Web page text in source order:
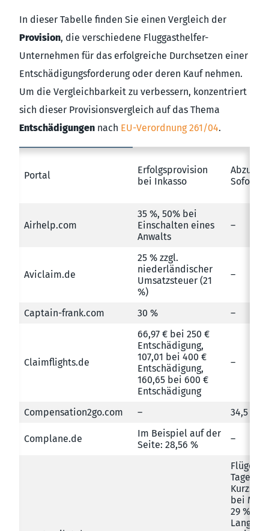
In dieser Tabelle finden Sie einen Vergleich der
Provision, die verschiedene Fluggasthelfer-
Unternehmen für das erfolgreiche Durchsetzen einer
Entschädigungsforderung oder deren Kauf nehmen.
Um die Vergleichbarkeit zu verbessern, konzentriert
sich dieser Provisionsvergleich auf das Thema
Entschädigungen nach EU-Verordnung 261/04.
Portal
Erfolgsprovision
bei Inkasso
Abzug
Airhelp.com
35 %, 50% bei
Einschalten eines
Anwalts
–
Aviclaim.de
25 % zzgl.
niederländischer
Umsatzsteuer (21
%)
–
Captain-frank.com 30 % –
Claimflights.de
66,97 € bei 250 €
Entschädigung,
107,01 bei 400 €
Entschädigung,
160,65 bei 600 €
Entschädigung
–
Compensation2go.com – 34,5 %
Complane.de
Im Beispiel auf der
Seite: 28,56 %
–
Flüge
Tage: 40
bei
29 % bei